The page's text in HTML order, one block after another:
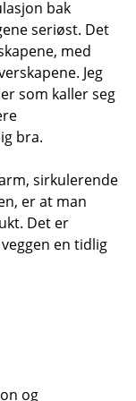
bak
seriøst. Det
med
Jeg
som kaller seg
bra.
sirkulerende
er at man
Det er
en tidlig
og